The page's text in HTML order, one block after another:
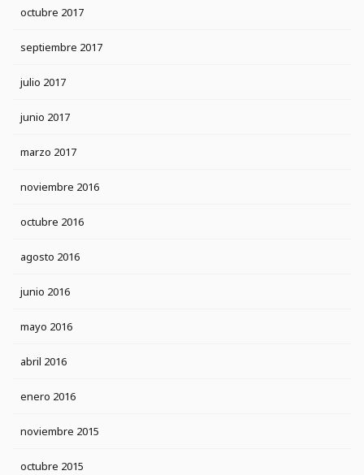
octubre 2017
septiembre 2017
julio 2017
junio 2017
marzo 2017
noviembre 2016
octubre 2016
agosto 2016
junio 2016
mayo 2016
abril 2016
enero 2016
noviembre 2015
octubre 2015